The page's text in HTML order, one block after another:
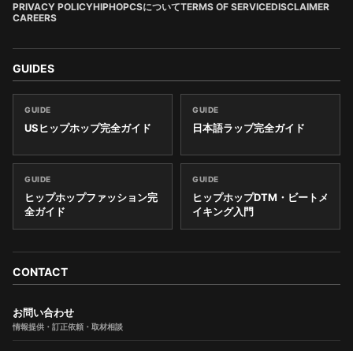
PRIVACY POLICYHIPHOPCSについてTERMS OF SERVICEDISCLAIMER
CAREERS
GUIDES
GUIDE
USヒップホップ完全ガイド
GUIDE
日本語ラップ完全ガイド
GUIDE
ヒップホップファッション完
全ガイド
GUIDE
ヒップホップDTM・ビートメ
イキング入門
CONTACT
お問い合わせ
情報提供・訂正依頼・取材相談